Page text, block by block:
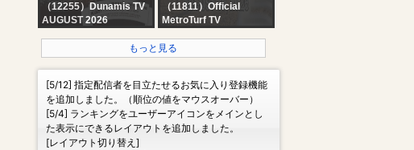
（12255）Dunamis TV
AUGUST 2026
5 WEEKS OF REVIVAL
[WEEK 2] || 09-08-2026
（11811）Official
MetroTurf TV
RACING | AUGUST 09,
2026 | SUNDAY
もっと見る
[5/12] 指定配信者を目立たせるお気に入り登録機能
を追加しました。（順位の値をマウスオーバー）
[5/4] ランキングをユーザーアイコンをメインとし
た表示にできるレイアウトを追加しました。
[レイアウト切り替え]